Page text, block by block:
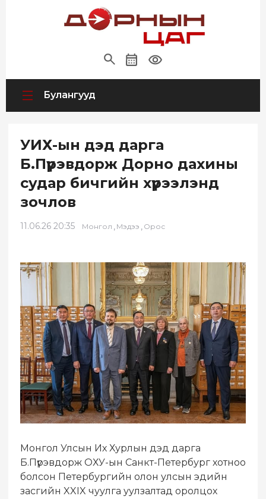
Булангууд
УИХ-ын дэд дарга
Б.Пүрэвдорж Дорно дахины
судар бичгийн хүрээлэнд
зочлов
11.06.26 20:35 Монгол , Мэдээ , Орос
Монгол Улсын Их Хурлын дэд дарга
Б.Пүрэвдорж ОХУ-ын Санкт-Петербург хотноо
болсон Петербургийн олон улсын эдийн
засгийн XXIX чуулга уулзалтад оролцох